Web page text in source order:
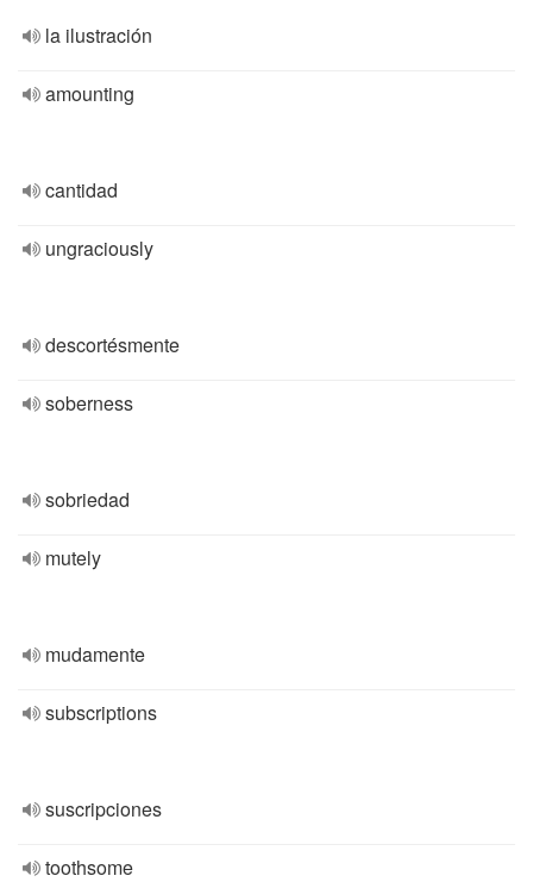
la ilustración
amounting
cantidad
ungraciously
descortésmente
soberness
sobriedad
mutely
mudamente
subscriptions
suscripciones
toothsome